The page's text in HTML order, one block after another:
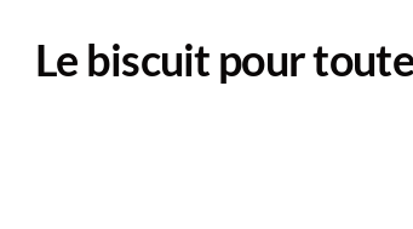
Le biscuit pour